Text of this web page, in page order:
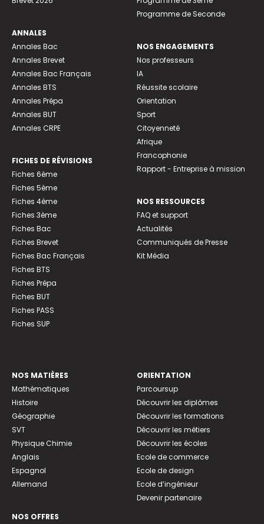
ANNALES
Annales Bac
Annales Brevet
Annales Bac Français
Annales BTS
Annales Prépa
Annales BUT
Annales CRPE
FICHES DE RÉVISIONS
Fiches 6ème
Fiches 5ème
Fiches 4ème
Fiches 3ème
Fiches Bac
Fiches Brevet
Fiches Bac Français
Fiches BTS
Fiches Prépa
Fiches BUT
Fiches PASS
Fiches SUP
Programme de Seconde
NOS ENGAGEMENTS
Nos professeurs
IA
Réussite scolaire
Orientation
Sport
Citoyenneté
Afrique
Francophonie
Rapport - Entreprise à mission
NOS RESSOURCES
FAQ et support
Actualités
Communiqués de Presse
Kit Média
NOS MATIÈRES
Mathématiques
Histoire
Géographie
SVT
Physique Chimie
Anglais
Espagnol
Allemand
NOS OFFRES
ORIENTATION
Parcoursup
Découvrir les diplômes
Découvrir les formations
Découvrir les métiers
Découvrir les écoles
Ecole de commerce
Ecole de design
Ecole d’ingénieur
Devenir partenaire